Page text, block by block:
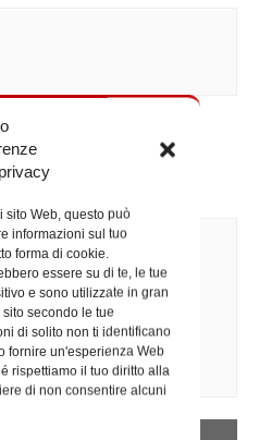
sito Web, questo può
informazioni sul tuo
forma di cookie.
essere su di te, le tue
e sono utilizzate in gran
secondo le tue
di solito non ti identificano
fornire un'esperienza Web
rispettiamo il tuo diritto alla
di non consentire alcuni
ESPORTA IN ICAL